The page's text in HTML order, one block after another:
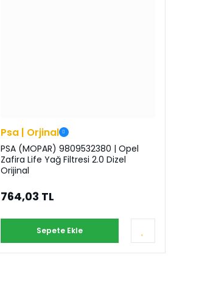
Psa | Orjinal
PSA (MOPAR) 9809532380 | Opel
Zafira Life Yağ Filtresi 2.0 Dizel
Orijinal
764,03 TL
Sepete Ekle